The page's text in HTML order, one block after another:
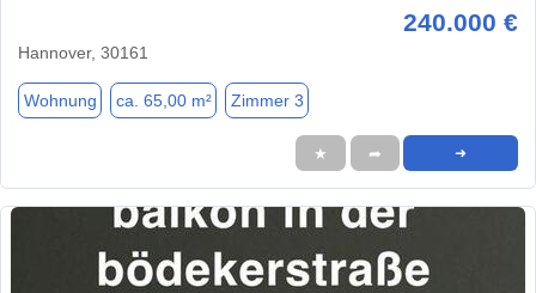
240.000 €
Hannover, 30161
Wohnung ca. 65,00 m² Zimmer 3
★ ➦ ➜